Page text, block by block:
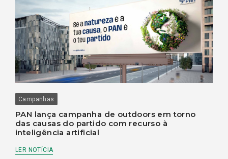
Campanhas
PAN lança campanha de outdoors em torno
das causas do partido com recurso à
inteligência artificial
LER NOTÍCIA